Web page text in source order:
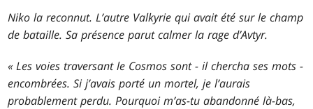
Niko la reconnut. L’autre Valkyrie qui avait été sur le champ
de bataille. Sa présence parut calmer la rage d’Avtyr.
« Les voies traversant le Cosmos sont - il chercha ses mots -
encombrées. Si j’avais porté un mortel, je l’aurais
probablement perdu. Pourquoi m’as-tu abandonné là-bas,